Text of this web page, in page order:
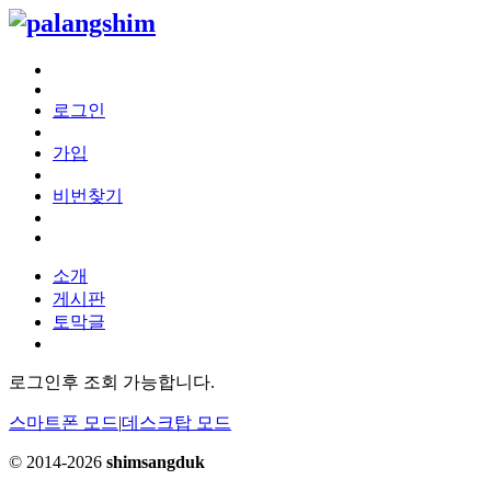
로그인
가입
비번찾기
소개
게시판
토막글
로그인후 조회 가능합니다.
스마트폰 모드|데스크탑 모드
© 2014-2026 shimsangduk